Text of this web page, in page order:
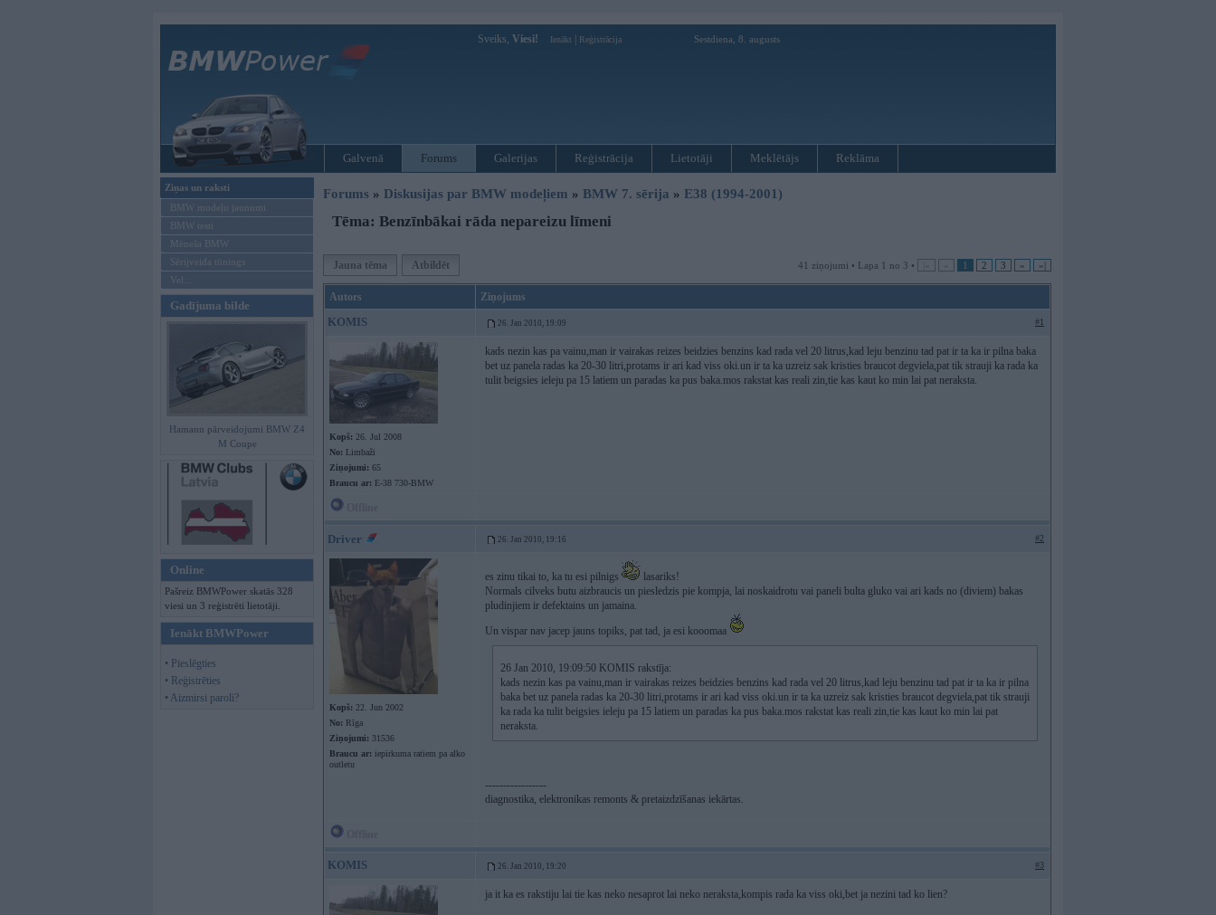
Sveiks, Viesi! Ienākt Reģistrācija Sestdiena, 8. augusts
Galvenā Forums Galerijas Reģistrācija Lietotāji Meklētājs Reklāma
Ziņas un raksti
BMW modeļu jaunumi
BMW testi
Mēneša BMW
Sērijveida tūnings
Vel...
Gadījuma bilde
Hamann pārveidojumi BMW Z4
M Coupe
Online
Pašreiz BMWPower skatās 328
viesi un 3 reģistrēti lietotāji.
Ienākt BMWPower
• Pieslēgties
• Reģistrēties
• Aizmirsi paroli?
Forums » Diskusijas par BMW modeļiem » BMW 7. sērija » E38 (1994-2001)
Tēma: Benzīnbākai rāda nepareizu līmeni
Jauna tēma Atbildēt 41 ziņojumi • Lapa 1 no 3 • |« « 1 2 3 » »|
Autors Ziņojums
KOMIS 26. Jan 2010, 19:09 #1
Kopš: 26. Jul 2008
No: Limbaži
Ziņojumi: 65
Braucu ar: E-38 730-BMW
kads nezin kas pa vainu,man ir vairakas reizes beidzies benzins kad rada vel 20 litrus,kad leju benzinu tad pat ir ta ka ir pilna baka
bet uz panela radas ka 20-30 litri,protams ir ari kad viss oki.un ir ta ka uzreiz sak kristies braucot degviela,pat tik strauji ka rada ka
tulit beigsies ieleju pa 15 latiem un paradas ka pus baka.mos rakstat kas reali zin,tie kas kaut ko min lai pat neraksta.
Driver 26. Jan 2010, 19:16 #2
Kopš: 22. Jun 2002
No: Rīga
Ziņojumi: 31536
Braucu ar: iepirkuma ratiem pa alko
outletu
es zinu tikai to, ka tu esi pilnigs
lasariks!
Normals cilveks butu aizbraucis un piesledzis pie kompja, lai noskaidrotu vai paneli bulta gluko vai ari kads no (diviem) bakas
pludinjiem ir defektains un jamaina.
Un vispar nav jacep jauns topiks, pat tad, ja esi kooomaa
26 Jan 2010, 19:09:50 KOMIS rakstīja:
kads nezin kas pa vainu,man ir vairakas reizes beidzies benzins kad rada vel 20 litrus,kad leju benzinu tad pat ir ta ka ir pilna
baka bet uz panela radas ka 20-30 litri,protams ir ari kad viss oki.un ir ta ka uzreiz sak kristies braucot degviela,pat tik strauji
ka rada ka tulit beigsies ieleju pa 15 latiem un paradas ka pus baka.mos rakstat kas reali zin,tie kas kaut ko min lai pat
neraksta.
-----------------
diagnostika, elektronikas remonts & pretaizdzīšanas iekārtas.
KOMIS 26. Jan 2010, 19:20 #3
ja it ka es rakstiju lai tie kas neko nesaprot lai neko neraksta,kompis rada ka viss oki,bet ja nezini tad ko lien?